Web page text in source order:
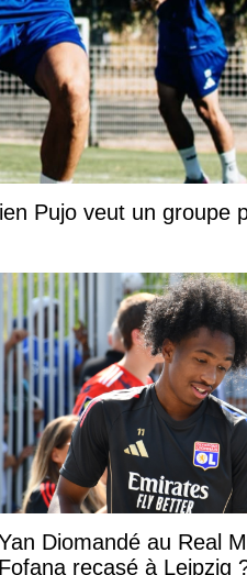
Pujo veut un groupe
Diomandé au Real
Fofana recasé à Leipzig